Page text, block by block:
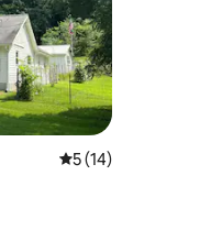
Évaluation
5 (14)